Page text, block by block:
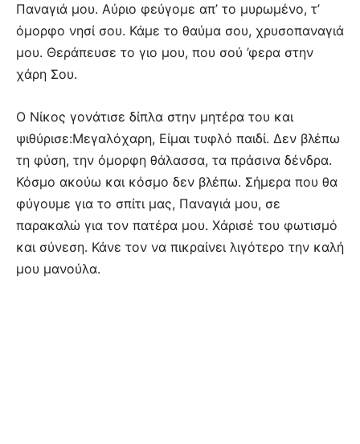
Παναγιά μου. Αύριο φεύγομε απ’ το μυρωμένο, τ’
όμορφο νησί σου. Κάμε το θαύμα σου, χρυσοπαναγιά
μου. Θεράπευσε το γιο μου, που σού ’φερα στην
χάρη Σου.
Ο Νίκος γονάτισε δίπλα στην μητέρα του και
ψιθύρισε:Μεγαλόχαρη, Είμαι τυφλό παιδί. Δεν βλέπω
τη φύση, την όμορφη θάλασσα, τα πράσινα δένδρα.
Κόσμο ακούω και κόσμο δεν βλέπω. Σήμερα που θα
φύγουμε για το σπίτι μας, Παναγιά μου, σε
παρακαλώ για τον πατέρα μου. Χάρισέ του φωτισμό
και σύνεση. Κάνε τον να πικραίνει λιγότερο την καλή
μου μανούλα.